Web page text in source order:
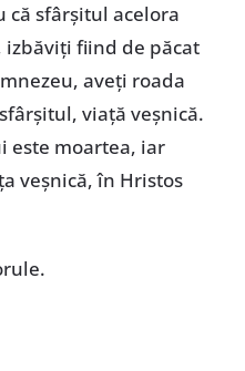
că sfârșitul acelora
izbăviți fiind de păcat
aveți roada
viață veșnică.
este moartea, iar
veșnică, în Hristos